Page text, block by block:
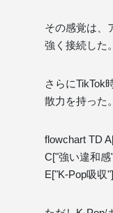
その感覚は、
強く接続した。
さらにTikTok
散力を持った。
flowchart TD
C["強い違和
E["K-Pop吸収"]